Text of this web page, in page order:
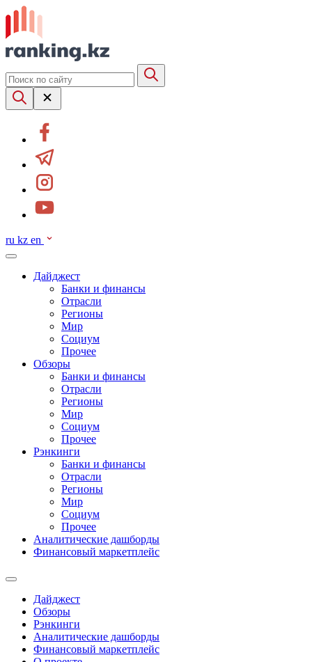
ru kz en
Дайджест
Банки и финансы
Отрасли
Регионы
Мир
Социум
Прочее
Обзоры
Банки и финансы
Отрасли
Регионы
Мир
Социум
Прочее
Рэнкинги
Банки и финансы
Отрасли
Регионы
Мир
Социум
Прочее
Аналитические дашборды
Финансовый маркетплейс
Дайджест
Обзоры
Рэнкинги
Аналитические дашборды
Финансовый маркетплейс